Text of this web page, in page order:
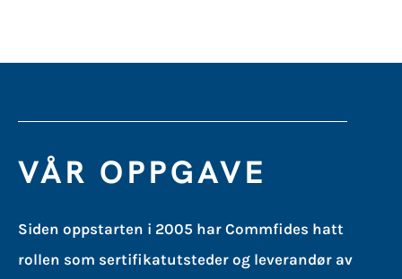
VÅR OPPGAVE
Siden oppstarten i 2005 har Commfides hatt
rollen som sertifikatutsteder og leverandør av